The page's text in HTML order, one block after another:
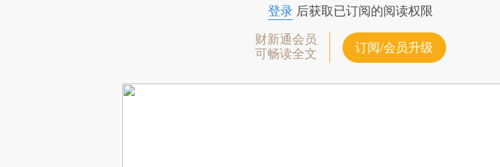
登录后获取已订阅的阅读权限
财新通会员
可畅读全文
订阅/会员升级